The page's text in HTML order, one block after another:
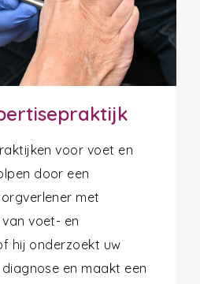
voor voet en
door een
met
voet- en
hij onderzoekt uw
en maakt een